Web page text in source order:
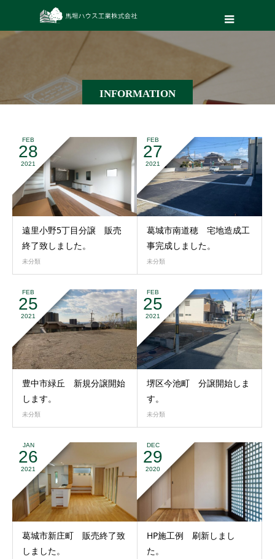
INFORMATION
FEB
28
2021
遠里小野5丁目分譲 販売
終了致しました。
未分類
FEB
27
2021
葛城市南道穂 宅地造成工
事完成しました。
未分類
FEB
25
2021
豊中市緑丘 新規分譲開始
します。
未分類
FEB
25
2021
堺区今池町 分譲開始しま
す。
未分類
JAN
26
2021
葛城市新庄町 販売終了致
しました。
DEC
29
2020
HP施工例 刷新しまし
た。